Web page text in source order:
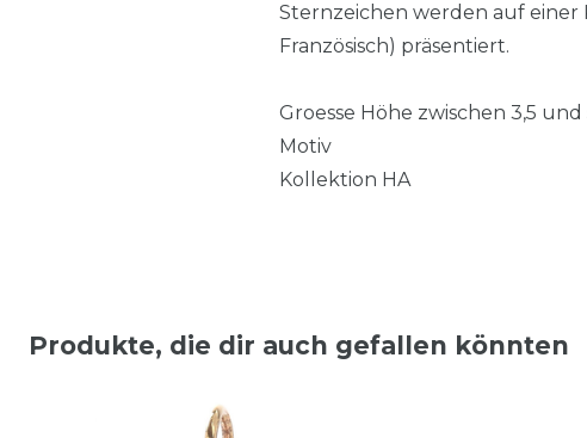
Sternzeichen werden auf einer
Französisch) präsentiert.
Groesse Höhe zwischen 3,5 und
Motiv
Kollektion HA
Produkte, die dir auch gefallen könnten